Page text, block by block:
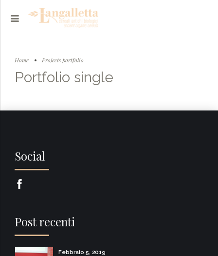
Home Projects portfolio
Portfolio single
Social
Post recenti
Febbraio 5, 2019